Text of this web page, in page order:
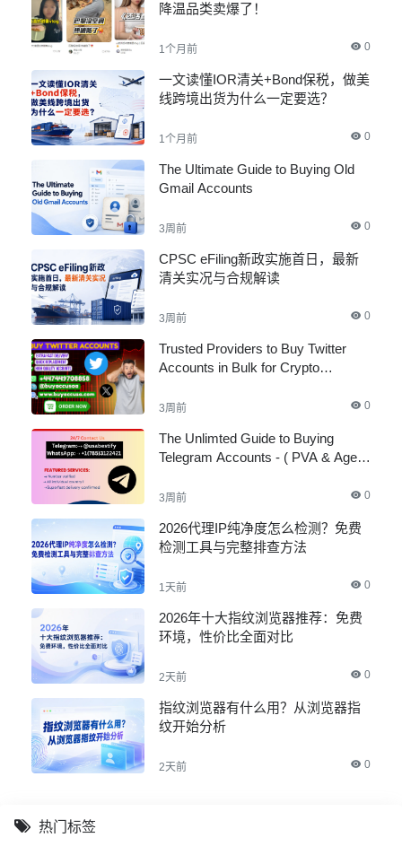
降温品类卖爆了！
1个月前 0
一文读懂IOR清关+Bond保税，做美
线跨境出货为什么一定要选？
1个月前 0
The Ultimate Guide to Buying Old
Gmail Accounts
3周前 0
CPSC eFiling新政实施首日，最新
清关实况与合规解读
3周前 0
Trusted Providers to Buy Twitter
Accounts in Bulk for Crypto
3周前 0
The Unlimted Guide to Buying
Telegram Accounts - ( PVA & Aged
3周前 0
2026代理IP纯净度怎么检测？免费
检测工具与完整排查方法
1天前 0
2026年十大指纹浏览器推荐：免费
环境，性价比全面对比
2天前 0
指纹浏览器有什么用？从浏览器指
纹开始分析
2天前 0
热门标签